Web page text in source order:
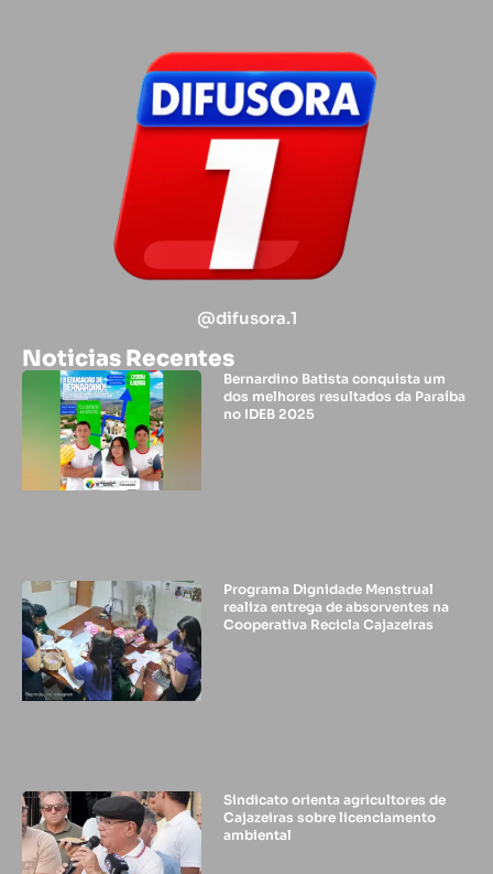
@difusora.1
Noticias Recentes
Bernardino Batista conquista um
dos melhores resultados da Paraíba
no IDEB 2025
Programa Dignidade Menstrual
realiza entrega de absorventes na
Cooperativa Recicla Cajazeiras
Sindicato orienta agricultores de
Cajazeiras sobre licenciamento
ambiental